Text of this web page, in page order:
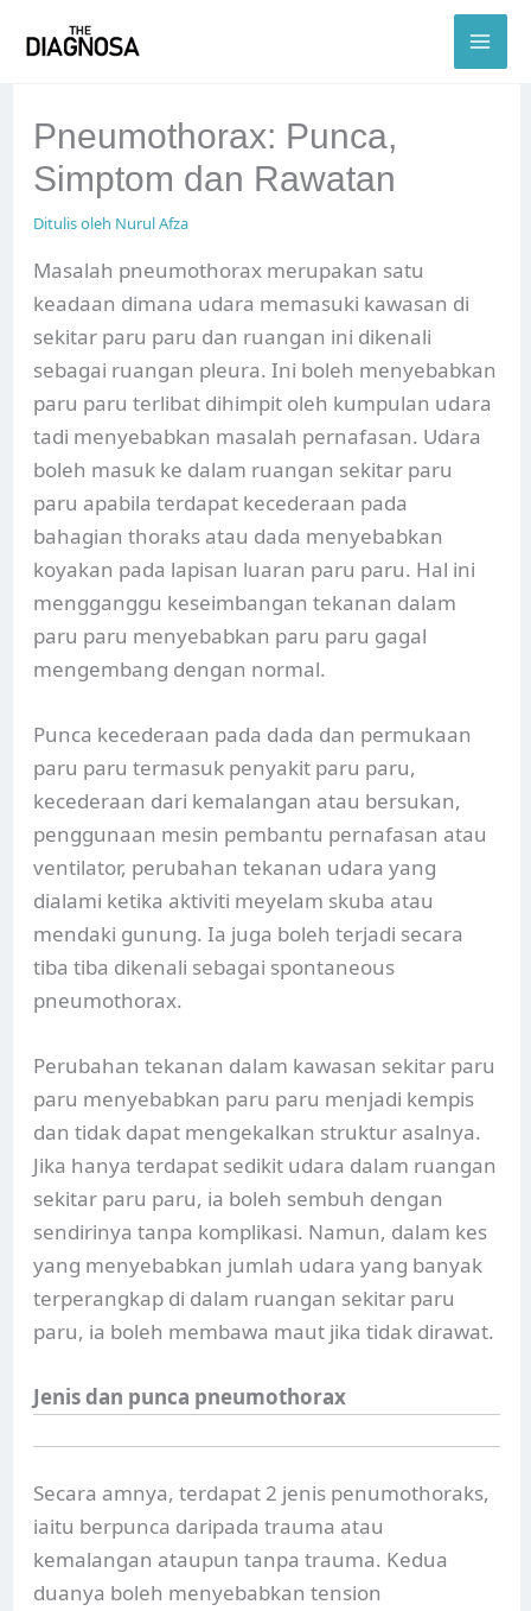
Pneumothorax: Punca,
Simptom dan Rawatan
Ditulis oleh Nurul Afza
Masalah pneumothorax merupakan satu
keadaan dimana udara memasuki kawasan di
sekitar paru paru dan ruangan ini dikenali
sebagai ruangan pleura. Ini boleh menyebabkan
paru paru terlibat dihimpit oleh kumpulan udara
tadi menyebabkan masalah pernafasan. Udara
boleh masuk ke dalam ruangan sekitar paru
paru apabila terdapat kecederaan pada
bahagian thoraks atau dada menyebabkan
koyakan pada lapisan luaran paru paru. Hal ini
mengganggu keseimbangan tekanan dalam
paru paru menyebabkan paru paru gagal
mengembang dengan normal.
Punca kecederaan pada dada dan permukaan
paru paru termasuk penyakit paru paru,
kecederaan dari kemalangan atau bersukan,
penggunaan mesin pembantu pernafasan atau
ventilator, perubahan tekanan udara yang
dialami ketika aktiviti meyelam skuba atau
mendaki gunung. Ia juga boleh terjadi secara
tiba tiba dikenali sebagai spontaneous
pneumothorax.
Perubahan tekanan dalam kawasan sekitar paru
paru menyebabkan paru paru menjadi kempis
dan tidak dapat mengekalkan struktur asalnya.
Jika hanya terdapat sedikit udara dalam ruangan
sekitar paru paru, ia boleh sembuh dengan
sendirinya tanpa komplikasi. Namun, dalam kes
yang menyebabkan jumlah udara yang banyak
terperangkap di dalam ruangan sekitar paru
paru, ia boleh membawa maut jika tidak dirawat.
Jenis dan punca pneumothorax
Secara amnya, terdapat 2 jenis penumothoraks,
iaitu berpunca daripada trauma atau
kemalangan ataupun tanpa trauma. Kedua
duanya boleh menyebabkan tension